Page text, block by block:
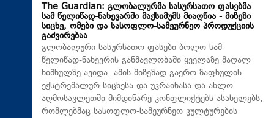
The Guardian: გლობალურმა სასურსათო ფასებმა
სამ წელიწად-ნახევარში მაქსიმუმს მიაღწია - მიზეზი
სიცხე, ომები და სასოფლო-სამეურნეო პროდუქციის
გაძვირებაა
გლობალური სასურსათო ფასები ბოლო სამ
წელიწად-ნახევრის განმავლობაში ყველაზე მაღალ
ნიშნულზე ავიდა. ამის მიზეზად გაერო ზაფხულის
ექსტრემალურ სიცხესა და უკრაინასა და ახლო
აღმოსავლეთში მიმდინარე კონფლიქტებს ასახელებს,
რომლებმაც სასოფლო-სამეურნეო კულტურების